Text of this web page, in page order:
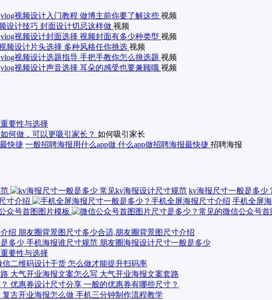
vlog视频设计入门教程 做博主前你要了解这些 视频
设计技巧 封面设计切忌这样做 视频
vlog视频设计封面选择 视频封面有多少种类型 视频
频设计片头选择 多种风格任你挑选 视频
vlog视频设计选题指导 手把手教你怎么挑选题 视频
vlog视频设计声音选择 耳朵的感受也要兼顾哦 视频
要性与选择
何做，可以更吸引家长？ 如何吸引家长
一般招聘海报用什么app做 什么app做招聘海报最快捷 招聘海报
kv海报尺寸一般是多少
手机全屏
朋友圈背景图尺寸多少合适,朋友圈背景图尺寸介绍
手机海报谁尺寸规范 朋友圈海报设计尺寸一般是多少
要性与选择
信二维码设计干货 怎么做才能提升扫码率
大气开业海报文案怎么写 大气开业海报文案套路
优惠券设计尺寸分享 一般的优惠券有哪些尺寸？
复古开业海报怎么做 手机三分钟制作流程教学